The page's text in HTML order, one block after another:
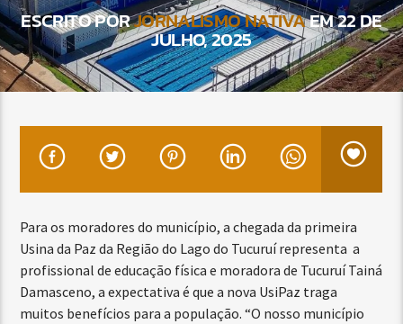
ESCRITO PORJORNALISMO NATIVAEM 22 DE
JULHO, 2025
Para os moradores do município, a chegada da primeira
Usina da Paz da Região do Lago do Tucuruí representa a
profissional de educação física e moradora de Tucuruí Tainá
Damasceno, a expectativa é que a nova UsiPaz traga
muitos benefícios para a população. “O nosso município